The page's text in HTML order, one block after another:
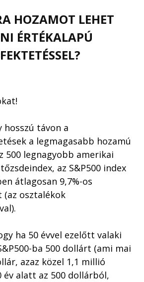
HOZAMOT LEHET
ÉRTÉKALAPÚ
távon a
a legmagasabb hozamú
500 legnagyobb amerikai
az S&P500 index
átlagosan 9,7%-os
osztalékok
ha 50 évvel ezelőtt valaki
ba 500 dollárt (ami mai
azaz közel 1,1 millió
alatt az 500 dollárból,